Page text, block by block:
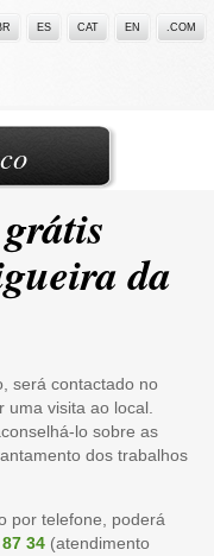
ES CAT EN .COM
da
será contactado no
visita ao local.
lo sobre as
dos trabalhos
por telefone, poderá
34 (atendimento